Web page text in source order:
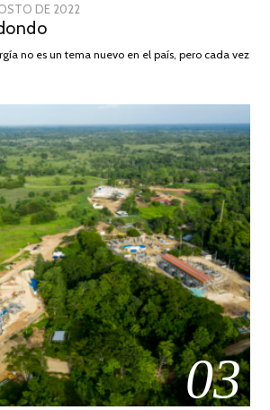
DE 2022
DE
no es un tema nuevo en el país, pero cada vez
03